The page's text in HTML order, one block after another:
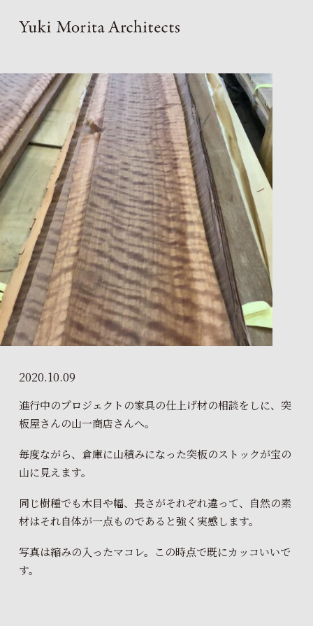
2020.10.09
進行中のプロジェクトの家具の仕上げ材の相談をしに、突
板屋さんの山一商店さんへ。
毎度ながら、倉庫に山積みになった突板のストックが宝の
山に見えます。
同じ樹種でも木目や幅、長さがそれぞれ違って、自然の素
材はそれ自体が一点ものであると強く実感します。
写真は縮みの入ったマコレ。この時点で既にカッコいいで
す。